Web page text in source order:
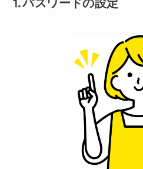
⒈パスワードの設定